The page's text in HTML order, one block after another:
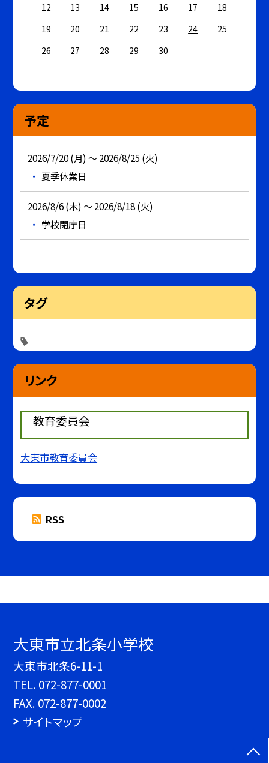
12
13 14 15 16 17
18
19
20 21 22 23 24
25
26
27 28 29 30
予定
2026/7/20 (月) ～ 2026/8/25 (火)
夏季休業日
2026/8/6 (木) ～ 2026/8/18 (火)
学校閉庁日
タグ
リンク
教育委員会
大東市教育委員会
RSS
大東市立北条小学校
大東市北条6-11-1
TEL. 072-877-0001
FAX. 072-877-0002
サイトマップ